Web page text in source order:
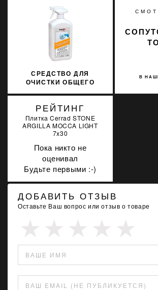
СРЕДСТВО ДЛЯ
ОЧИСТКИ ОБЩЕГО
В
РЕЙТИНГ
Плитка Cerrad STONE
ARGILLA MOCCA LIGHT
7x30
Пока никто не
оценивал
Будьте первыми :-)
ДОБАВИТЬ ОТЗЫВ
Оставьте Ваш вопрос или отзыв о товаре
ВАШЕ ИМЯ
ВАШ EMAIL (НЕ ПУБЛИКУЕТСЯ)